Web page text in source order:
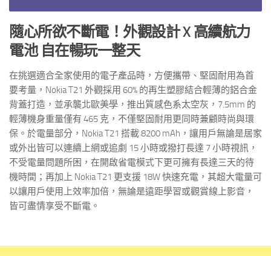
隨心所欲不斷電！外觀設計X 高續航力
電池 自在暢玩一整天
在挑選適合全家使用的電子產品時，方便攜帶、堅固耐用為首
要考量，Nokia T21 外觀採用 60% 的再生塑膠結合輕薄的鋁合金
背蓋打造，並承襲北歐美學，推出質感色系太空灰，7.5mm 的
輕薄機身重量僅有 465 克，不僅堅固耐用更同時兼顧時尚與環
保。於電量部分，Nokia T21 搭載 8200 mAh，讓用戶無論是居家
或外出皆可以連續上網或追劇 15 小時或撥打長達 7 小時視訊，
不受電量問題所困，在開啟省電模式下更可擁有長達三天的待
機時間；再加上 Nokia T21 更支援 18W 快速充電，其超大電量可
以讓用戶使用上效率加倍，無論是遠距學習或觀賞線上影音，
皆可盡情享受不斷電。